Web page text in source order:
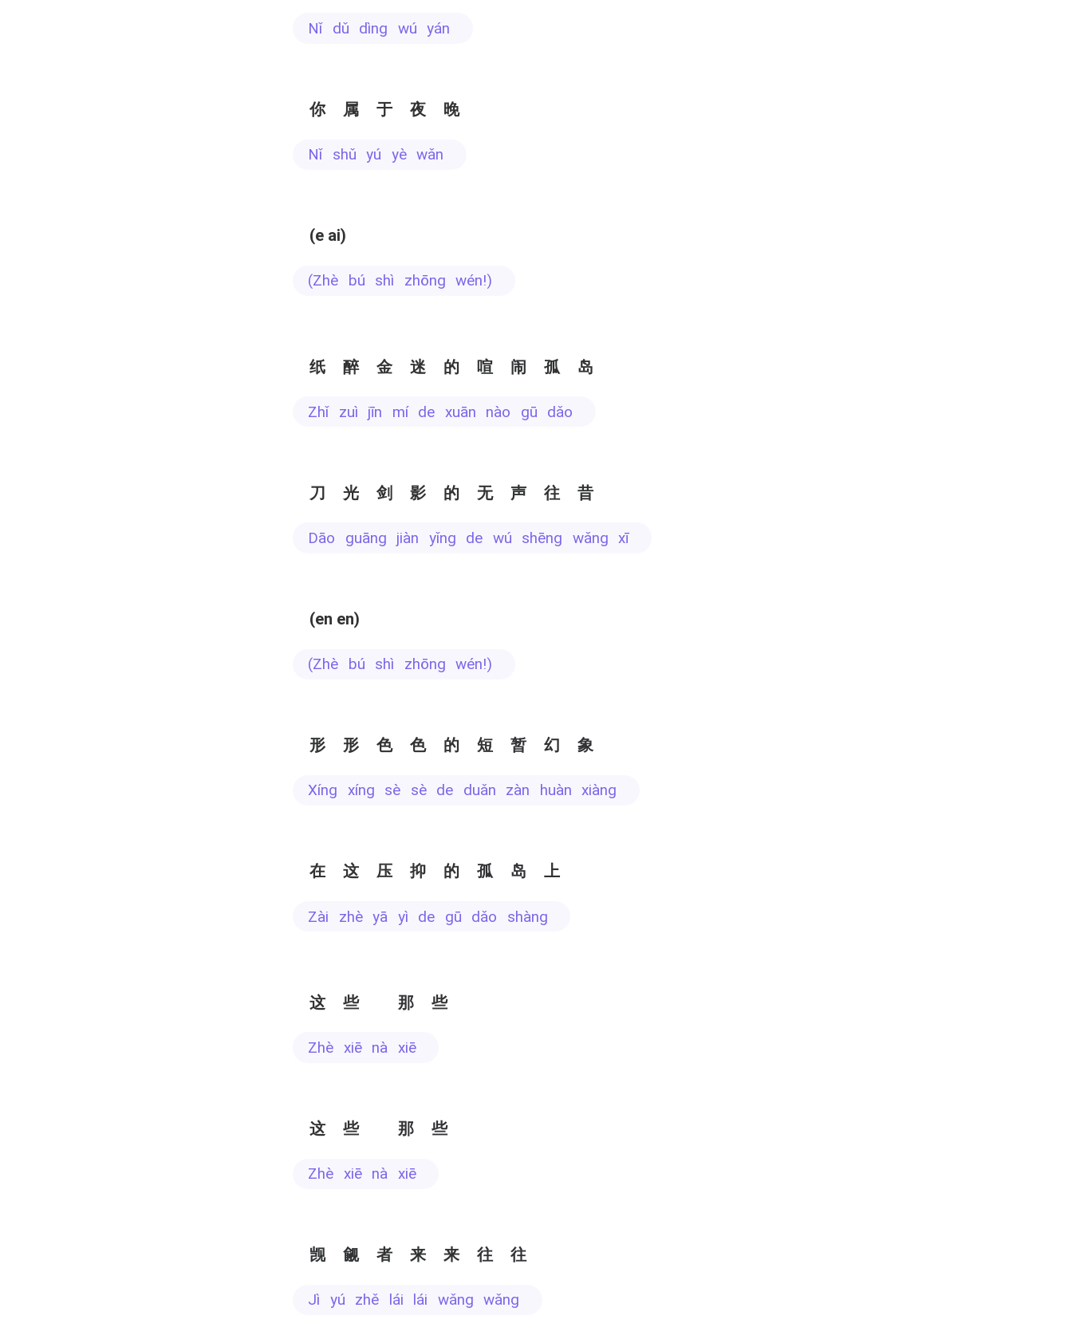
nǐ dǔ dìng wú yán
你属于夜晚
nǐ shǔ yú yè wǎn
(e ai)
(zhè bú shì zhōng wén!)
纸醉金迷的喧闹孤岛
zhǐ zuì jīn mí de xuān nào gū dǎo
刀光剑影的无声往昔
dāo guāng jiàn yǐng de wú shēng wǎng xī
(en en)
(zhè bú shì zhōng wén!)
形形色色的短暂幻象
xíng xíng sè sè de duǎn zàn huàn xiàng
在这压抑的孤岛上
zài zhè yā yì de gū dǎo shàng
这些 那些
zhè xiē nà xiē
这些 那些
zhè xiē nà xiē
觊觎者来来往往
jì yú zhě lái lái wǎng wǎng